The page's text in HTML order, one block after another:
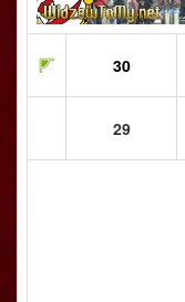
30
29